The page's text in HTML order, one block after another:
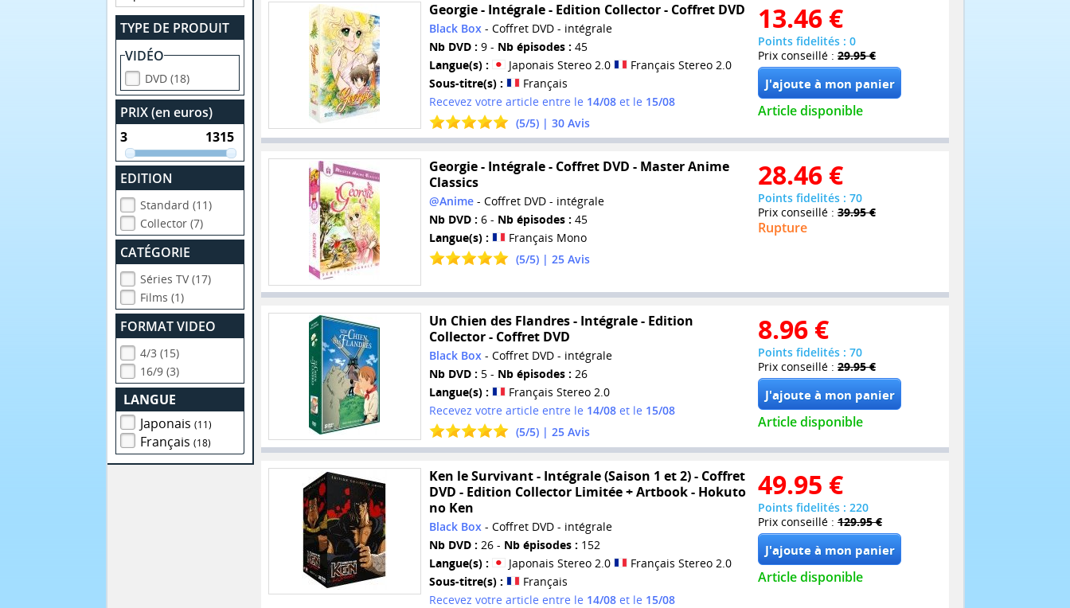
TYPE DE PRODUIT
VIDÉO
DVD (18)
PRIX (en euros)
EDITION
Standard (11)
Collector (7)
CATÉGORIE
Séries TV (17)
Films (1)
FORMAT VIDEO
4/3 (15)
16/9 (3)
LANGUE
Japonais(11)
Français(18)
Georgie - Intégrale - Edition Collector - Coffret DVD
Black Box- Coffret DVD - intégrale
Nb DVD : 9 - Nb épisodes : 45
Langue(s) :
Japonais Stereo 2.0
Français Stereo 2.0
Sous-titre(s) :
Français
Recevez votre article entre le 14/08et le 15/08
(5/5) | 30Avis
13.46 €
Points fidelités : 0
Prix conseillé : 29.95 €
Article disponible
Georgie - Intégrale - Coffret DVD - Master Anime
Classics
@Anime- Coffret DVD - intégrale
Nb DVD : 6 - Nb épisodes : 45
Langue(s) :
Français Mono
(5/5) | 25Avis
28.46 €
Points fidelités : 70
Prix conseillé : 39.95 €
Rupture
Un Chien des Flandres - Intégrale - Edition
Collector - Coffret DVD
Black Box- Coffret DVD - intégrale
Nb DVD : 5 - Nb épisodes : 26
Langue(s) :
Français Stereo 2.0
Recevez votre article entre le 14/08et le 15/08
(5/5) | 25Avis
8.96 €
Points fidelités : 70
Prix conseillé : 29.95 €
Article disponible
Ken le Survivant - Intégrale (Saison 1 et 2) - Coffret
DVD - Edition Collector Limitée + Artbook - Hokuto
no Ken
Black Box - Coffret DVD - intégrale
Nb DVD : 26 - Nb épisodes : 152
Langue(s) :
Japonais Stereo 2.0
Français Stereo 2.0
Sous-titre(s) :
Français
Recevez votre article entre le 14/08et le 15/08
49.95 €
Points fidelités : 220
Prix conseillé : 129.95 €
Article disponible